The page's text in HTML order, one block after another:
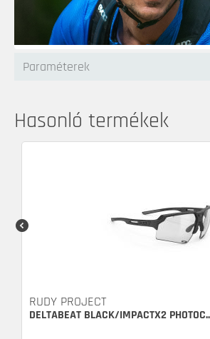
Paraméterek
Hasonló termékek
RUDY PROJECT
DELTABEAT BLACK/IMPACTX2